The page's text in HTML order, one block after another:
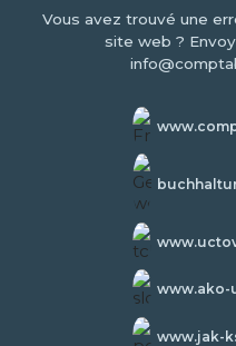
Vous avez trouvé une
site web ?
www.ako-
www.jak-